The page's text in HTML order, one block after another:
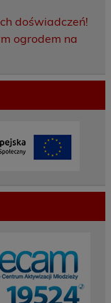
doświadczeń!
ogrodem na